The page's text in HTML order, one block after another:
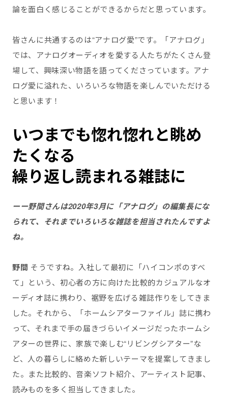
論を面白く感じることができるからだと思っています。
皆さんに共通するのは“アナログ愛”です。「アナログ」
では、アナログオーディオを愛する人たちがたくさん登
場して、興味深い物語を語ってくださっています。アナ
ログ愛に溢れた、いろいろな物語を楽しんでいただける
と思います！
いつまでも惚れ惚れと眺め
たくなる
繰り返し読まれる雑誌に
ーー野間さんは2020年3月に「アナログ」の編集長にな
られて、それまでいろいろな雑誌を担当されたんですよ
ね。
野間 そうですね。入社して最初に「ハイコンポのすべ
て」という、初心者の方に向けた比較的カジュアルなオ
ーディオ誌に携わり、裾野を広げる雑誌作りをしてきま
した。それから、「ホームシアターファイル」誌に携わ
って、それまで手の届きづらいイメージだったホームシ
アターの世界に、家族で楽しむ“リビングシアター”な
ど、人の暮らしに絡めた新しいテーマを提案してきまし
た。また比較的、音楽ソフト紹介、アーティスト記事、
読みものを多く担当してきました。